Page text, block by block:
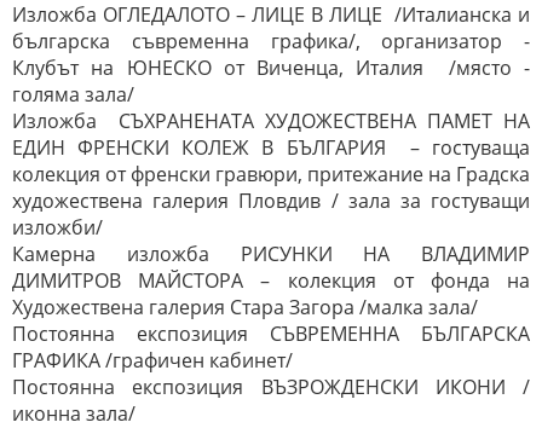
Изложба ОГЛЕДАЛОТО – ЛИЦЕ В ЛИЦЕ /Италианска и
българска съвременна графика/, организатор -
Клубът на ЮНЕСКО от Виченца, Италия /място -
голяма зала/
Изложба СЪХРАНЕНАТА ХУДОЖЕСТВЕНА ПАМЕТ НА
ЕДИН ФРЕНСКИ КОЛЕЖ В БЪЛГАРИЯ – гостуваща
колекция от френски гравюри, притежание на Градска
художествена галерия Пловдив / зала за гостуващи
изложби/
Камерна изложба РИСУНКИ НА ВЛАДИМИР
ДИМИТРОВ МАЙСТОРА – колекция от фонда на
Художествена галерия Стара Загора /малка зала/
Постоянна експозиция СЪВРЕМЕННА БЪЛГАРСКА
ГРАФИКА /графичен кабинет/
Постоянна експозиция ВЪЗРОЖДЕНСКИ ИКОНИ /
иконна зала/